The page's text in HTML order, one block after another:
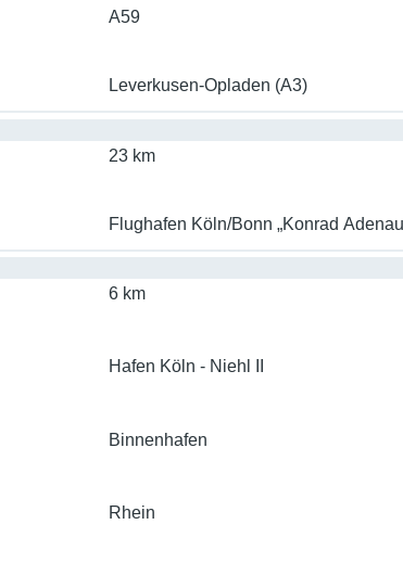
A59
Leverkusen-Opladen (A3)
23 km
Flughafen Köln/Bonn „Konrad
6 km
Hafen Köln - Niehl II
Binnenhafen
Rhein